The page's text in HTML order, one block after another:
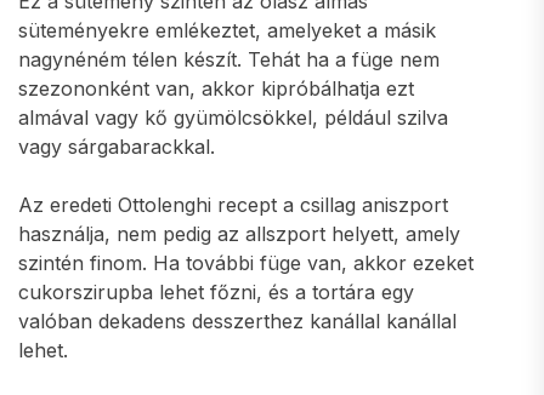
süteményekre emlékeztet, amelyeket a másik
nagynéném télen készít. Tehát ha a füge nem
szezononként van, akkor kipróbálhatja ezt
almával vagy kő gyümölcsökkel, például szilva
vagy sárgabarackkal.
Az eredeti Ottolenghi recept a csillag aniszport
használja, nem pedig az allszport helyett, amely
szintén finom. Ha további füge van, akkor ezeket
cukorszirupba lehet főzni, és a tortára egy
valóban dekadens desszerthez kanállal kanállal
lehet.